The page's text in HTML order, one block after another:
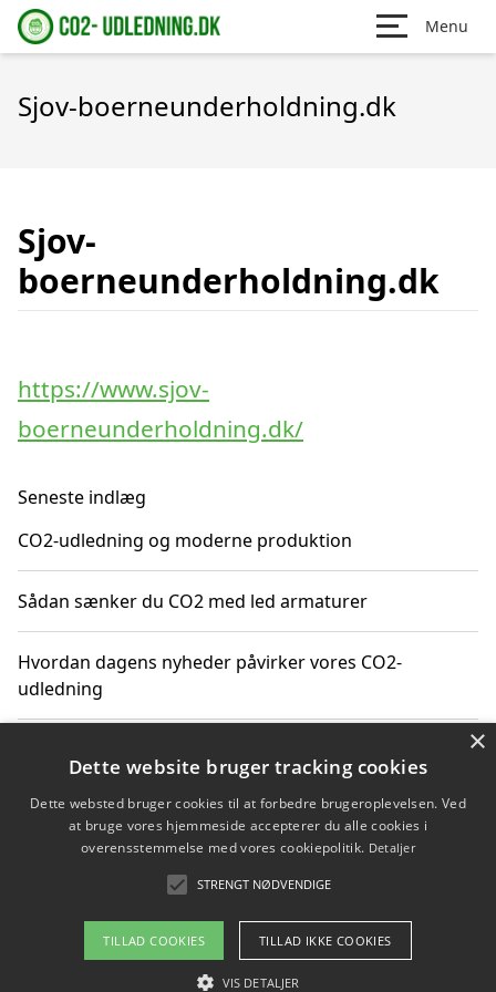
Menu
Sjov-boerneunderholdning.dk
Sjov-
boerneunderholdning.dk
https://www.sjov-
boerneunderholdning.dk/
Seneste indlæg
CO2-udledning og moderne produktion
Sådan sænker du CO2 med led armaturer
Hvordan dagens nyheder påvirker vores CO2-
udledning
CO2-aftryk
Hvordan nyheder om CO2-udledning påvirker vores
Copyright 2026 - Pilanto Aps
×
Dette website bruger tracking cookies
Dette websted bruger cookies til at forbedre brugeroplevelsen. Ved
at bruge vores hjemmeside accepterer du alle cookies i
overensstemmelse med vores cookiepolitik. Detaljer
STRENGT NØDVENDIGE
TILLAD COOKIES TILLAD IKKE COOKIES
VIS DETALJER